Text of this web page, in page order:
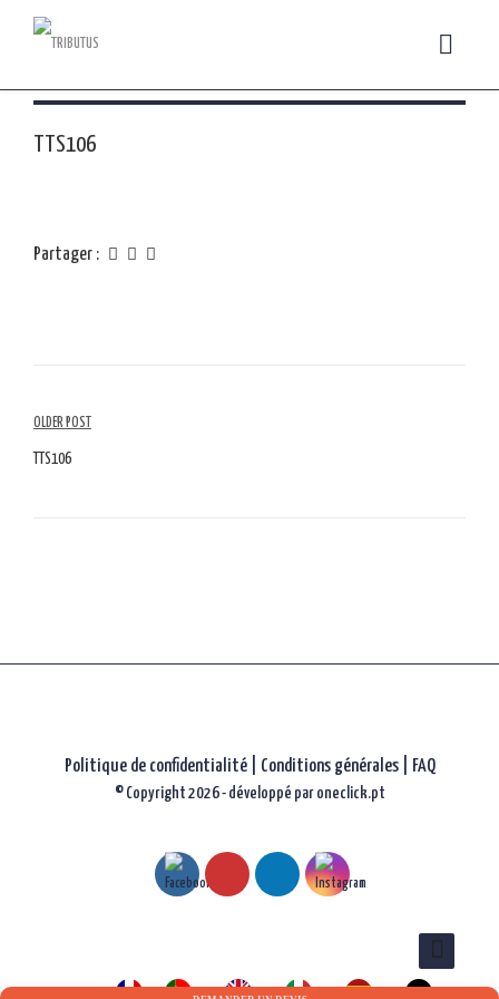
TTS106
Partager :
Navigation
parmi
OLDER POST
TTS106
Politique de confidentialité| Conditions générales | FAQ
© Copyright 2026 - développé par oneclick.pt